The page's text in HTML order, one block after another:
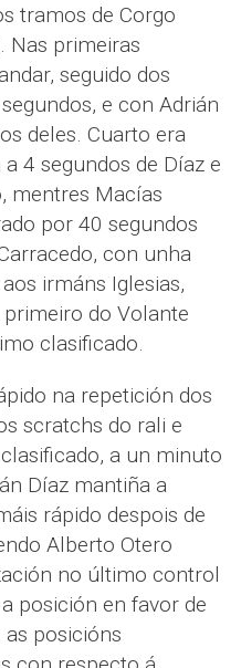
tramos de Corgo
Nas primeiras
seguido dos
e con Adrián
deles. Cuarto era
4 segundos de Díaz e
mentres Macías
por 40 segundos
con unha
irmáns Iglesias,
do Volante
clasificado.
na repetición dos
scratchs do rali e
a un minuto
Díaz mantiña a
rápido despois de
Alberto Otero
no último control
posición en favor de
posicións